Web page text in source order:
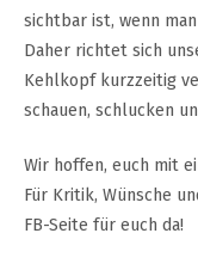
sichtbar ist, wenn
Daher richtet sich
Kehlkopf kurzzeitig
schauen, schlucken
Wir hoffen, euch mit
Für Kritik, Wünsche
FB-Seite für euch da!